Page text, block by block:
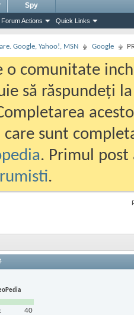
Forum Actions Quick Links
Spy
Google, Yahoo!, MSN Google
o comunitate
să răspundeți
care sunt
. Primul
.
40